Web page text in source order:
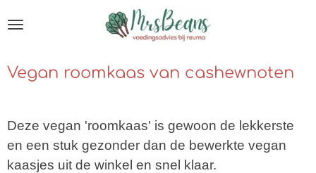
de
Vegan roomkaas van cashewnoten
Deze vegan 'roomkaas' is gewoon de lekkerste
en een stuk gezonder dan de bewerkte vegan
kaasjes uit de winkel en snel klaar.